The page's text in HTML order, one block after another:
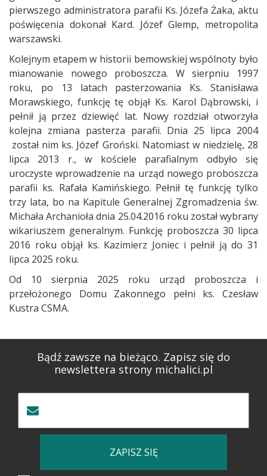
pierwszego administratora parafii Ks. Józefa Żaka, aktu
poświęcenia dokonał Kard. Józef Glemp, metropolita
warszawski.
Kolejnym etapem w historii bemowskiej wspólnoty było
mianowanie nowego proboszcza. W sierpniu 1997
roku, po 13 latach pasterzowania Ks. Stanisława
Morawskiego, funkcję tę objął Ks. Karol Dąbrowski, i
pełnił ją przez dziewięć lat. Nowy rozdział otworzyła
kolejna zmiana pasterza parafii. Dnia 25 lipca 2004
został nim ks. Józef Groński. Natomiast w niedzielę, 28
lipca 2013 r., w kościele parafialnym odbyło się
uroczyste wprowadzenie na urząd nowego proboszcza
parafii ks. Rafała Kamińskiego. Pełnił tę funkcję tylko
trzy lata, bo na Kapitule Generalnej Zgromadzenia św.
Michała Archanioła dnia 25.04.2016 roku został wybrany
wikariuszem generalnym. Funkcję proboszcza 30 lipca
2016 roku objął ks. Kazimierz Joniec i pełnił ją do 31
lipca 2025 roku.
Od 10 sierpnia 2025 roku urząd proboszcza i
przełożonego Domu Zakonnego pełni ks. Czesław
Kustra CSMA.
Bądź zawsze na bieżąco. Zapisz się do
newslettera strony michalici.pl
ZAPISZ SIĘ